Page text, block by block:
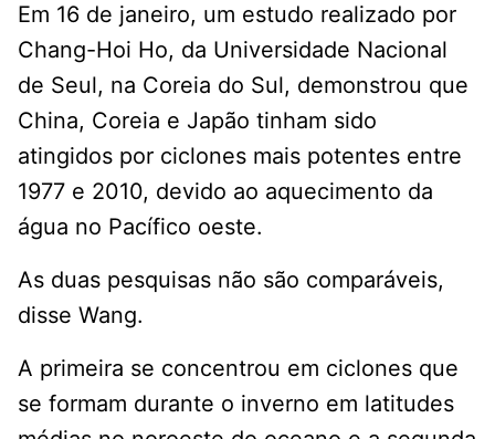
Em 16 de janeiro, um estudo realizado por
Chang-Hoi Ho, da Universidade Nacional
de Seul, na Coreia do Sul, demonstrou que
China, Coreia e Japão tinham sido
atingidos por ciclones mais potentes entre
1977 e 2010, devido ao aquecimento da
água no Pacífico oeste.
As duas pesquisas não são comparáveis,
disse Wang.
A primeira se concentrou em ciclones que
se formam durante o inverno em latitudes